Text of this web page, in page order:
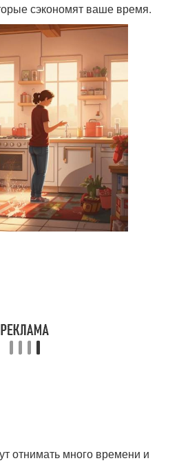
сэкономят ваше время.
отнимать много времени и